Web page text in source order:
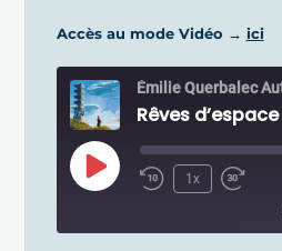
Accès au mode Vidéo → ici
Émilie Querbalec
1x